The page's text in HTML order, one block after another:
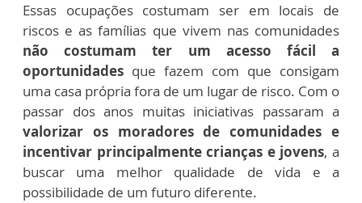
Essas ocupações costumam ser em locais de
riscos e as famílias que vivem nas comunidades
não costumam ter um acesso fácil a
oportunidades que fazem com que consigam
uma casa própria fora de um lugar de risco. Com o
passar dos anos muitas iniciativas passaram a
valorizar os moradores de comunidades e
incentivar principalmente crianças e jovens, a
buscar uma melhor qualidade de vida e a
possibilidade de um futuro diferente.